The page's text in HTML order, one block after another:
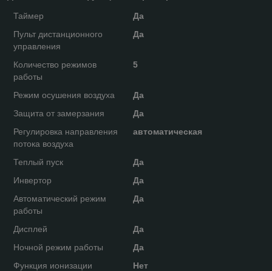
Таймер
Да
Пульт дистанционного
управления
Да
Количество режимов
работы
5
Режим осушения воздуха
Да
Защита от замерзания
Да
Регулировка направления
потока воздуха
автоматическая
Теплый пуск
Да
Инвертор
Да
Автоматический режим
работы
Да
Дисплей
Да
Ночной режим работы
Да
Функция ионизации
Нет